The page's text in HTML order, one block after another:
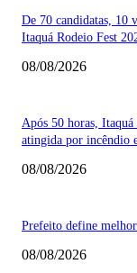
De 70 candidatas, 10
Itaquá Rodeio Fest
08/08/2026
Após 50 horas, Itaquá
atingida por incêndio
08/08/2026
Prefeito define
08/08/2026